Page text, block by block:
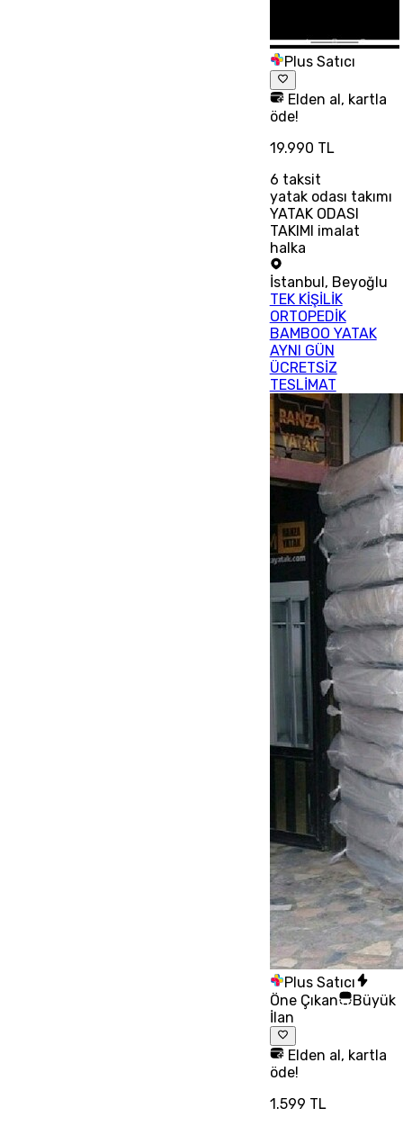
Plus Satıcı
Elden al, kartla
öde!
19.990 TL
6 taksit
yatak odası takımı
YATAK ODASI
TAKIMI imalat
halka
İstanbul, Beyoğlu
TEK KİŞİLİK
ORTOPEDİK
BAMBOO YATAK
AYNI GÜN
ÜCRETSİZ
TESLİMAT
Plus Satıcı
Öne Çıkan
Büyük
İlan
Elden al, kartla
öde!
1.599 TL